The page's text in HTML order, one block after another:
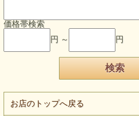
価格帯検索
円 ～
円
お店のトップへ戻る